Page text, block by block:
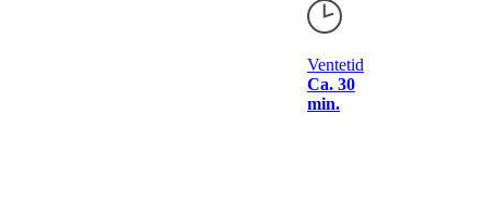
Ventetid
Ca. 30
min.